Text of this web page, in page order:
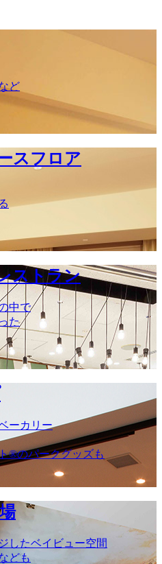
ど
スフロア
ストラン
中で
た
ーカリー
®のパークグッズも
したベイビュー空間
ども